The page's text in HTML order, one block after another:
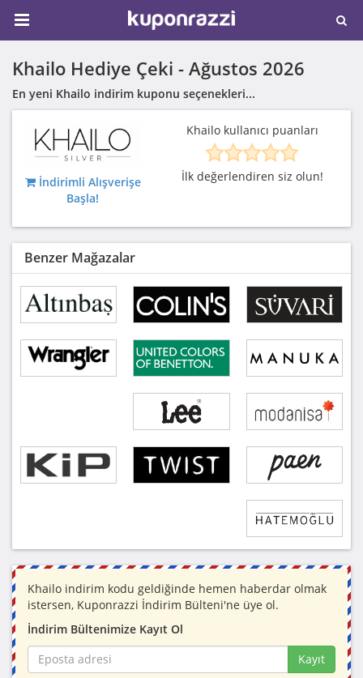
Khailo Hediye Çeki - Ağustos 2026
En yeni Khailo indirim kuponu seçenekleri...
İndirimli Alışverişe
Başla!
Khailo kullanıcı puanları
İlk değerlendiren siz olun!
Benzer Mağazalar
Khailo indirim kodu geldiğinde hemen haberdar olmak
istersen, Kuponrazzi İndirim Bülteni'ne üye ol.
İndirim Bültenimize Kayıt Ol
Kayıt